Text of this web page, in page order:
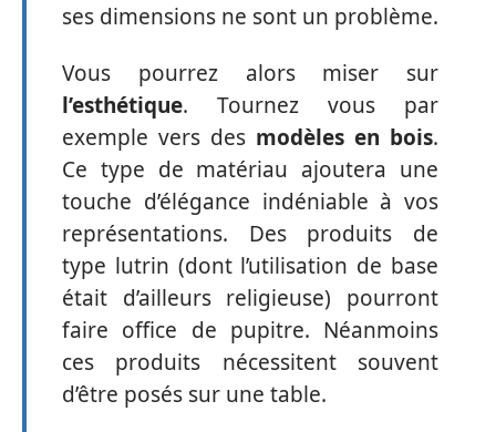
ses dimensions ne sont un problème.
Vous pourrez alors miser sur
l’esthétique. Tournez vous par
exemple vers des modèles en bois.
Ce type de matériau ajoutera une
touche d’élégance indéniable à vos
représentations. Des produits de
type lutrin (dont l’utilisation de base
était d’ailleurs religieuse) pourront
faire office de pupitre. Néanmoins
ces produits nécessitent souvent
d’être posés sur une table.